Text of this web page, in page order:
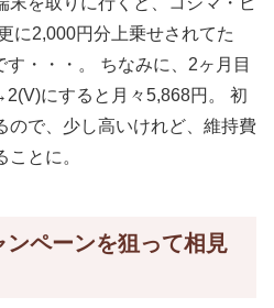
に2,000円分上乗せされてた
・・・。 ちなみに、2ヶ月目
にすると月々5,868円。 初
ので、少し高いけれど、維持費
とに。
ンペーンを狙って相見